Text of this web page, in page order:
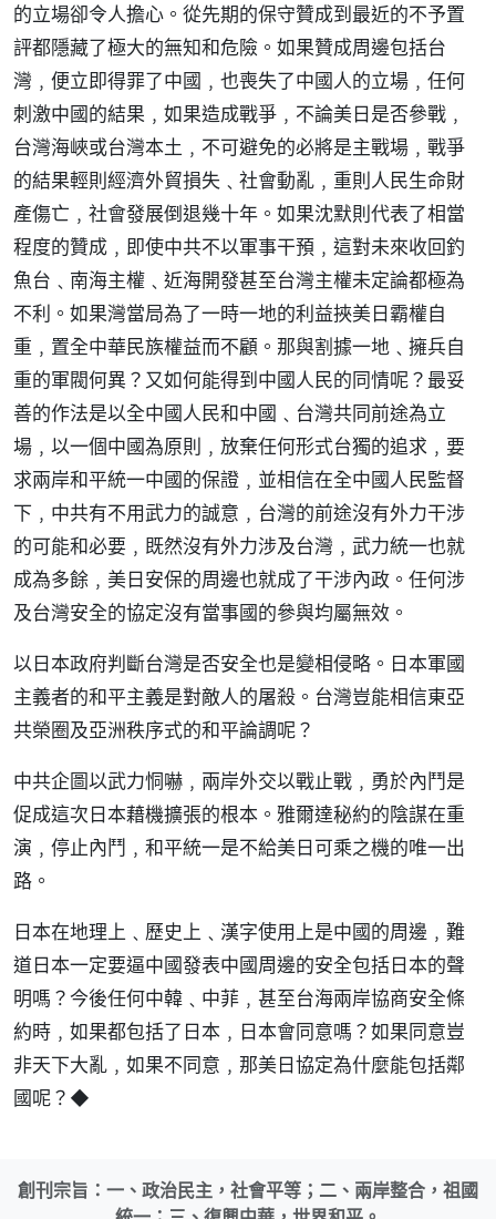
的立場卻令人擔心。從先期的保守贊成到最近的不予置
評都隱藏了極大的無知和危險。如果贊成周邊包括台
灣﹐便立即得罪了中國﹐也喪失了中國人的立場﹐任何
刺激中國的結果﹐如果造成戰爭﹐不論美日是否參戰﹐
台灣海峽或台灣本土﹐不可避免的必將是主戰場﹐戰爭
的結果輕則經濟外貿損失﹑社會動亂﹐重則人民生命財
產傷亡﹐社會發展倒退幾十年。如果沈默則代表了相當
程度的贊成﹐即使中共不以軍事干預﹐這對未來收回釣
魚台﹑南海主權﹑近海開發甚至台灣主權未定論都極為
不利。如果灣當局為了一時一地的利益挾美日霸權自
重﹐置全中華民族權益而不顧。那與割據一地﹑擁兵自
重的軍閥何異？又如何能得到中國人民的同情呢？最妥
善的作法是以全中國人民和中國﹑台灣共同前途為立
場﹐以一個中國為原則﹐放棄任何形式台獨的追求﹐要
求兩岸和平統一中國的保證﹐並相信在全中國人民監督
下﹐中共有不用武力的誠意﹐台灣的前途沒有外力干涉
的可能和必要﹐既然沒有外力涉及台灣﹐武力統一也就
成為多餘﹐美日安保的周邊也就成了干涉內政。任何涉
及台灣安全的協定沒有當事國的參與均屬無效。
以日本政府判斷台灣是否安全也是變相侵略。日本軍國
主義者的和平主義是對敵人的屠殺。台灣豈能相信東亞
共榮圈及亞洲秩序式的和平論調呢？
中共企圖以武力恫嚇﹐兩岸外交以戰止戰﹐勇於內鬥是
促成這次日本藉機擴張的根本。雅爾達秘約的陰謀在重
演﹐停止內鬥﹐和平統一是不給美日可乘之機的唯一出
路。
日本在地理上﹑歷史上﹑漢字使用上是中國的周邊﹐難
道日本一定要逼中國發表中國周邊的安全包括日本的聲
明嗎？今後任何中韓﹑中菲﹐甚至台海兩岸協商安全條
約時﹐如果都包括了日本﹐日本會同意嗎？如果同意豈
非天下大亂﹐如果不同意﹐那美日協定為什麼能包括鄰
國呢？◆
創刊宗旨：一、政治民主，社會平等；二、兩岸整合，祖國